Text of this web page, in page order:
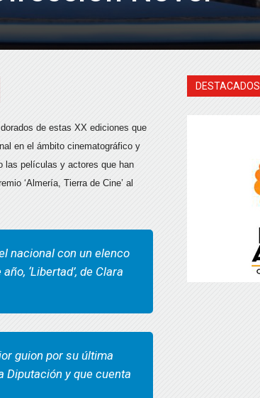
de estas XX ediciones que
en el ámbito cinematográfico y
las películas y actores que han
‘Almería, Tierra de Cine’ al
nacional con un elenco
‘Libertad’, de Clara
guion por su última
Diputación y que cuenta
DESTACADOS